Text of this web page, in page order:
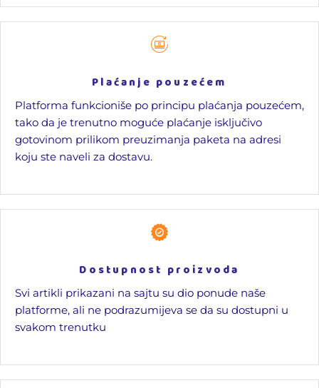
Plaćanje pouzećem
Platforma funkcioniše po principu plaćanja pouzećem,
tako da je trenutno moguće plaćanje isključivo
gotovinom prilikom preuzimanja paketa na adresi
koju ste naveli za dostavu.
Dostupnost proizvoda
Svi artikli prikazani na sajtu su dio ponude naše
platforme, ali ne podrazumijeva se da su dostupni u
svakom trenutku